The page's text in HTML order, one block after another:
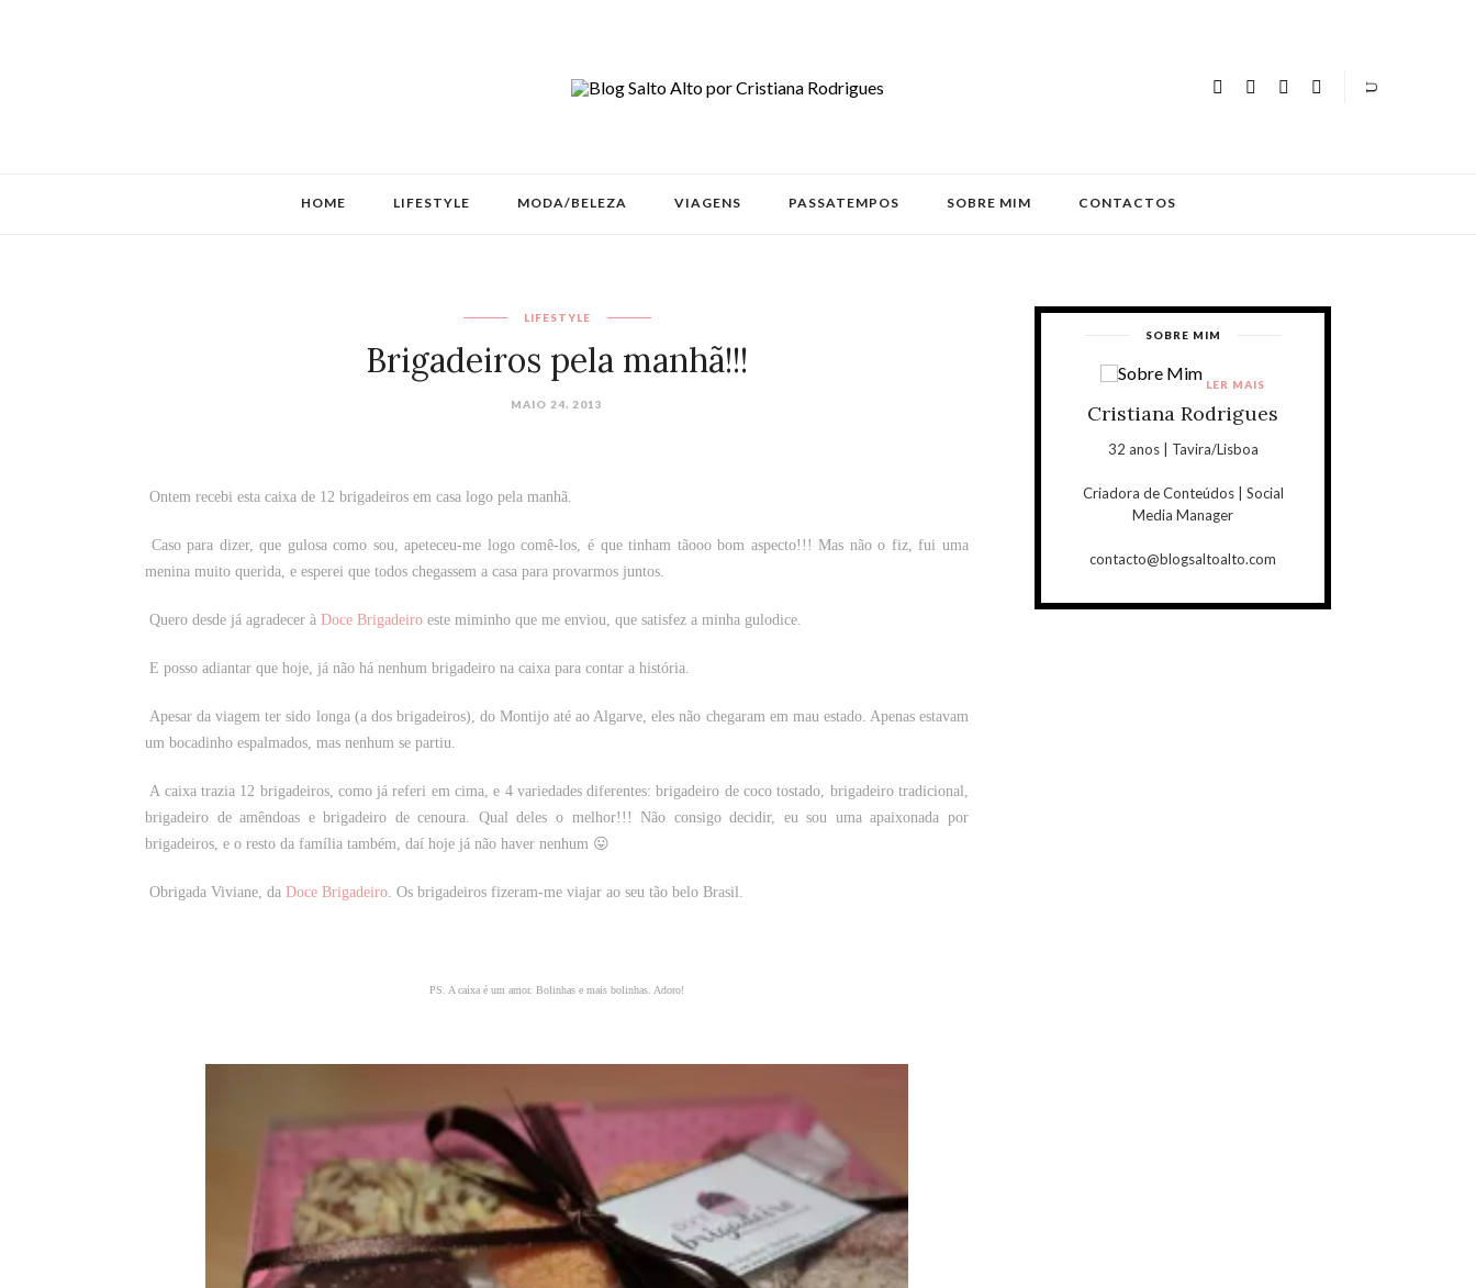
HOME LIFESTYLE MODA/BELEZA VIAGENS PASSATEMPOS SOBRE MIM CONTACTOS
LIFESTYLE
Brigadeiros pela manhã!!!
MAIO 24, 2013
Ontem recebi esta caixa de 12 brigadeiros em casa logo pela manhã.
Caso para dizer, que gulosa como sou, apeteceu-me logo comê-los, é que tinham tãooo bom aspecto!!! Mas não o fiz, fui uma
menina muito querida, e esperei que todos chegassem a casa para provarmos juntos.
Quero desde já agradecer à Doce Brigadeiro este miminho que me enviou, que satisfez a minha gulodice.
E posso adiantar que hoje, já não há nenhum brigadeiro na caixa para contar a história.
Apesar da viagem ter sido longa (a dos brigadeiros), do Montijo até ao Algarve, eles não chegaram em mau estado. Apenas estavam
um bocadinho espalmados, mas nenhum se partiu.
A caixa trazia 12 brigadeiros, como já referi em cima, e 4 variedades diferentes: brigadeiro de coco tostado, brigadeiro tradicional,
brigadeiro de amêndoas e brigadeiro de cenoura. Qual deles o melhor!!! Não consigo decidir, eu sou uma apaixonada por
brigadeiros, e o resto da família também, daí hoje já não haver nenhum 😛
Obrigada Viviane, da Doce Brigadeiro. Os brigadeiros fizeram-me viajar ao seu tão belo Brasil.
PS. A caixa é um amor. Bolinhas e mais bolinhas. Adoro!
SOBRE MIM
Cristiana Rodrigues
32 anos | Tavira/Lisboa
Criadora de Conteúdos | Social
Media Manager
contacto@blogsaltoalto.com
LER MAIS